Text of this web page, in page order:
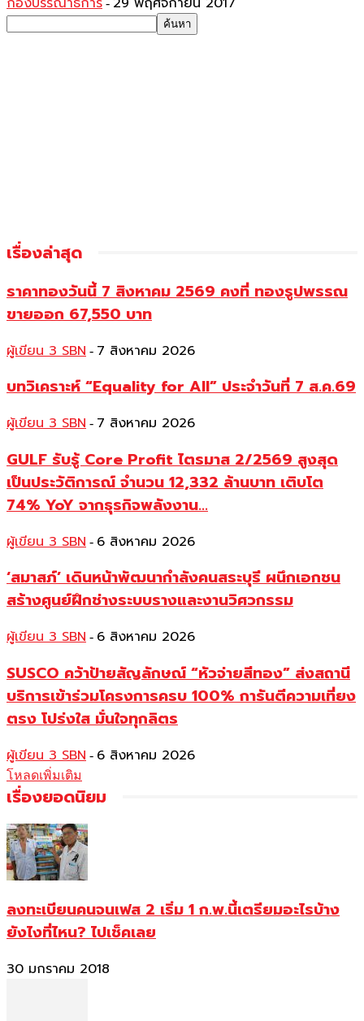
-
เรื่องล่าสุด
ราคาทองวันนี้ 7 สิงหาคม 2569 คงที่ ทองรูปพรรณ
ขายออก 67,550 บาท
ผู้เขียน 3 SBN - 7 สิงหาคม 2026
บทวิเคราะห์ “Equality for All” ประจำวันที่ 7 ส.ค.69
ผู้เขียน 3 SBN - 7 สิงหาคม 2026
GULF รับรู้ Core Profit ไตรมาส 2/2569 สูงสุด
เป็นประวัติการณ์ จำนวน 12,332 ล้านบาท เติบโต
74% YoY จากธุรกิจพลังงาน...
ผู้เขียน 3 SBN - 6 สิงหาคม 2026
‘สมาสภ์’ เดินหน้าพัฒนากำลังคนสระบุรี ผนึกเอกชน
สร้างศูนย์ฝึกช่างระบบรางและงานวิศวกรรม
ผู้เขียน 3 SBN - 6 สิงหาคม 2026
SUSCO คว้าป้ายสัญลักษณ์ “หัวจ่ายสีทอง” ส่งสถานี
บริการเข้าร่วมโครงการครบ 100% การันตีความเที่ยง
ตรง โปร่งใส มั่นใจทุกลิตร
ผู้เขียน 3 SBN - 6 สิงหาคม 2026
โหลดเพิ่มเติม
เรื่องยอดนิยม
ลงทะเบียนคนจนเฟส 2 เริ่ม 1 ก.พ.นี้เตรียมอะไรบ้าง
ยังไงที่ไหน? ไปเช็คเลย
30 มกราคม 2018